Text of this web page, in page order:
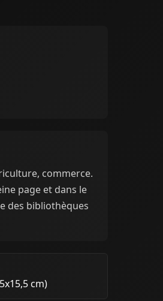
commerce.
page et dans le
des bibliothèques
cm)